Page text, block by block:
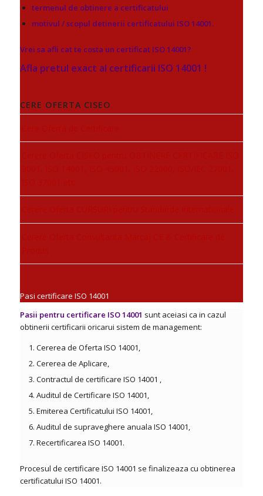
termenul de obtinere a certificatului
motivul / scopul detinerii certificatului ISO 14001.
Vrei sa afli cat te costa un certificat ISO 14001?
Afla pretul exact al certificarii ISO 14001 !
CERE OFERTA CISEO
Pasi certificare ISO 14001
Pasii pentru certificare ISO 14001 sunt aceiasi ca in cazul
obtinerii certificarii oricarui sistem de management:
Cererea de Oferta ISO 14001,
Cererea de Aplicare,
Contractul de certificare ISO 14001 ,
Auditul de Certificare ISO 14001,
Emiterea Certificatului ISO 14001,
Auditul de supraveghere anuala ISO 14001,
Recertificarea ISO 14001.
Procesul de certificare ISO 14001 se finalizeaza cu obtinerea
certificatului ISO 14001.